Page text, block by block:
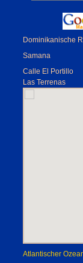
Dominikanische
Samana
Calle El Portillo
Las Terrenas
Atlantischer